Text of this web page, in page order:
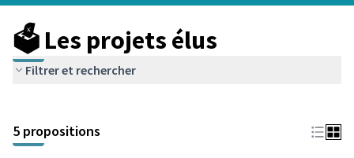
🗳️ Les projets élus
Filtrer et rechercher
+
−
5 propositions